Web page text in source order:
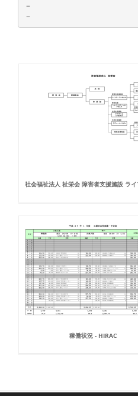
－
社会福祉法人 祉栄会 障害者支援施設 ラ
稼働状況 - HIRAC